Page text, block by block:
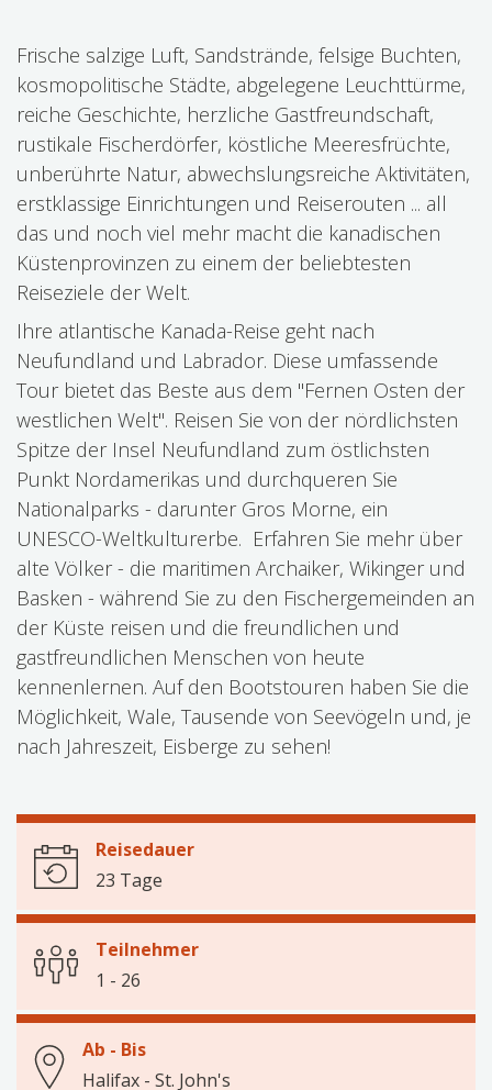
Frische salzige Luft, Sandstrände, felsige Buchten,
kosmopolitische Städte, abgelegene Leuchttürme,
reiche Geschichte, herzliche Gastfreundschaft,
rustikale Fischerdörfer, köstliche Meeresfrüchte,
unberührte Natur, abwechslungsreiche Aktivitäten,
erstklassige Einrichtungen und Reiserouten ... all
das und noch viel mehr macht die kanadischen
Küstenprovinzen zu einem der beliebtesten
Reiseziele der Welt.
Ihre atlantische Kanada-Reise geht nach
Neufundland und Labrador. Diese umfassende
Tour bietet das Beste aus dem "Fernen Osten der
westlichen Welt". Reisen Sie von der nördlichsten
Spitze der Insel Neufundland zum östlichsten
Punkt Nordamerikas und durchqueren Sie
Nationalparks - darunter Gros Morne, ein
UNESCO-Weltkulturerbe. Erfahren Sie mehr über
alte Völker - die maritimen Archaiker, Wikinger und
Basken - während Sie zu den Fischergemeinden an
der Küste reisen und die freundlichen und
gastfreundlichen Menschen von heute
kennenlernen. Auf den Bootstouren haben Sie die
Möglichkeit, Wale, Tausende von Seevögeln und, je
nach Jahreszeit, Eisberge zu sehen!
Reisedauer
23 Tage
Teilnehmer
1 - 26
Ab - Bis
Halifax - St. John's